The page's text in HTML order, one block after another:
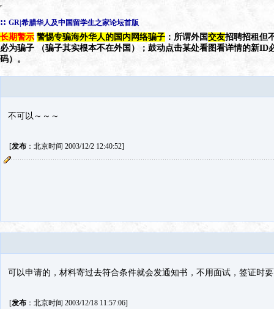
:: GR|希腊华人及中国留学生之家论坛首版
长期警示 警惕专骗海外华人的国内网络骗子 ：所谓外国交友招聘招租但
必为骗子 （骗子其实根本不在外国）；鼓动点击某处看图看详情的新ID
码）。
不可以～～～
[发布：北京时间 2003/12/2 12:40:52]
可以申请的，材料寄过去符合条件就会发通知书，不用面试，签证时
[发布：北京时间 2003/12/18 11:57:06]